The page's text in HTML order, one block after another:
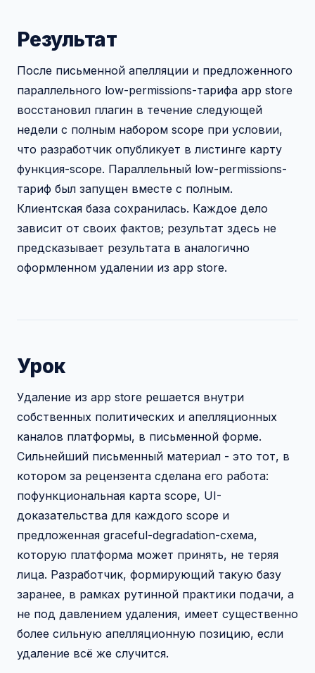
Результат
После письменной апелляции и предложенного
параллельного low-permissions-тарифа app store
восстановил плагин в течение следующей
недели с полным набором scope при условии,
что разработчик опубликует в листинге карту
функция-scope. Параллельный low-permissions-
тариф был запущен вместе с полным.
Клиентская база сохранилась. Каждое дело
зависит от своих фактов; результат здесь не
предсказывает результата в аналогично
оформленном удалении из app store.
Урок
Удаление из app store решается внутри
собственных политических и апелляционных
каналов платформы, в письменной форме.
Сильнейший письменный материал - это тот, в
котором за рецензента сделана его работа:
пофункциональная карта scope, UI-
доказательства для каждого scope и
предложенная graceful-degradation-схема,
которую платформа может принять, не теряя
лица. Разработчик, формирующий такую базу
заранее, в рамках рутинной практики подачи, а
не под давлением удаления, имеет существенно
более сильную апелляционную позицию, если
удаление всё же случится.